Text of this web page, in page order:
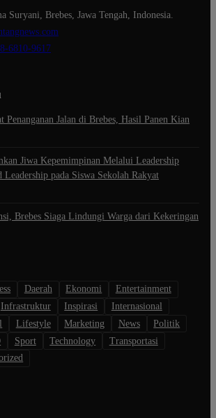
Suryani, Brebes, Jawa Tengah, Indonesia.
6810-9617
Penanganan Jalan di Brebes, Hasil Panen Kian
Jiwa Kepemimpinan Melalui Leadership
Leadership pada Siswa Sekolah Rakyat
Brebes Siaga Lindungi Warga dari Kekeringan
Daerah Ekonomi
Entertainment
Infrastruktur Inspirasi
Internasional
Lifestyle Marketing News
Politik
Sport Technology
Transportasi